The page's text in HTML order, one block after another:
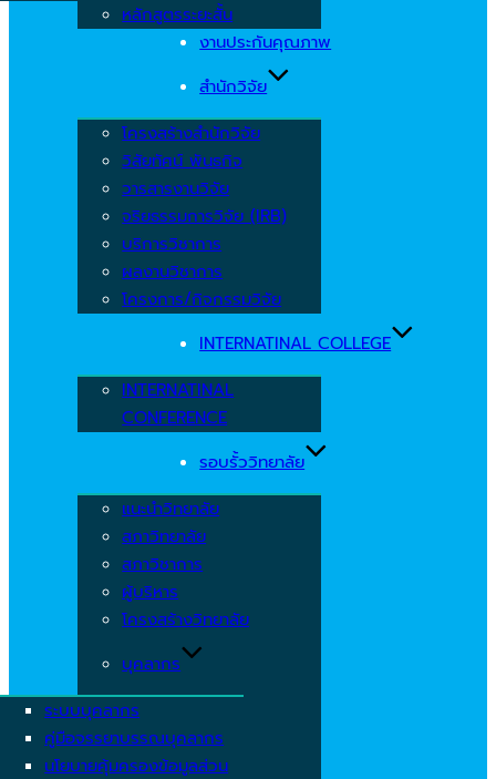
หลักสูตรระยะสั้น
งานประกันคุณภาพ
สำนักวิจัย
โครงสร้างสำนักวิจัย
วิสัยทัศน์ พันธกิจ
วารสารงานวิจัย
จริยธรรมการวิจัย (IRB)
บริการวิชาการ
ผลงานวิชาการ
โครงการ/กิจกรรมวิจัย
INTERNATINAL COLLEGE
INTERNATINAL
CONFERENCE
รอบรั้ววิทยาลัย
แนะนำวิทยาลัย
สภาวิทยาลัย
สภาวิชาการ
ผู้บริหาร
โครงสร้างวิทยาลัย
บุคลากร
ระบบบุคลากร
คู่มือจรรยาบรรณบุคลากร
นโยบายคุ้มครองข้อมูลส่วน